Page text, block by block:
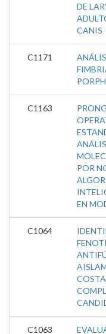
DE
CANIS
C1171
C1163
POR
EN
C1064
C1063